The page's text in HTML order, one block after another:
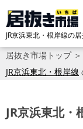
JR京浜東北・根岸線の
居抜き市場トップ＞
JR京浜東北・根岸線
JR京浜東北・